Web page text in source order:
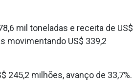
mil toneladas e receita de US$
movimentando US$ 339,2
245,2 milhões, avanço de 33,7%.